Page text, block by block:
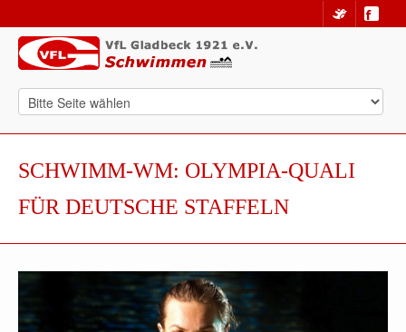
SCHWIMM-WM: OLYMPIA-QUALI
FÜR DEUTSCHE STAFFELN